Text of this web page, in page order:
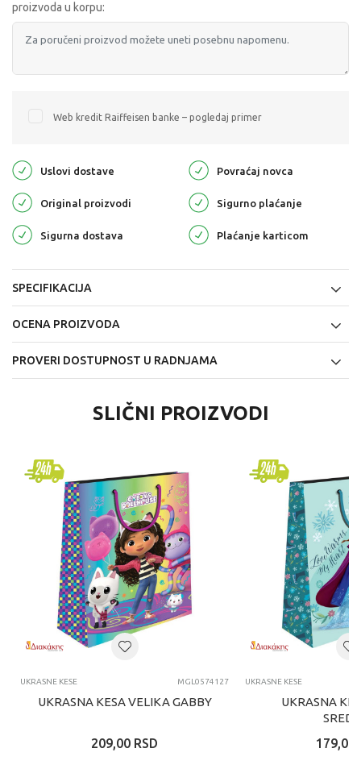
proizvoda u korpu:
Web kredit Raiffeisen banke – pogledaj primer
Uslovi dostave Povraćaj novca
Original proizvodi Sigurno plaćanje
Sigurna dostava Plaćanje karticom
SPECIFIKACIJA
OCENA PROIZVODA
PROVERI DOSTUPNOST U RADNJAMA
SLIČNI PROIZVODI
UKRASNE KESE MGL0574127
UKRASNA KESA VELIKA GABBY
209,00 RSD
UKRASNE KESE
UKRASNA
179,00